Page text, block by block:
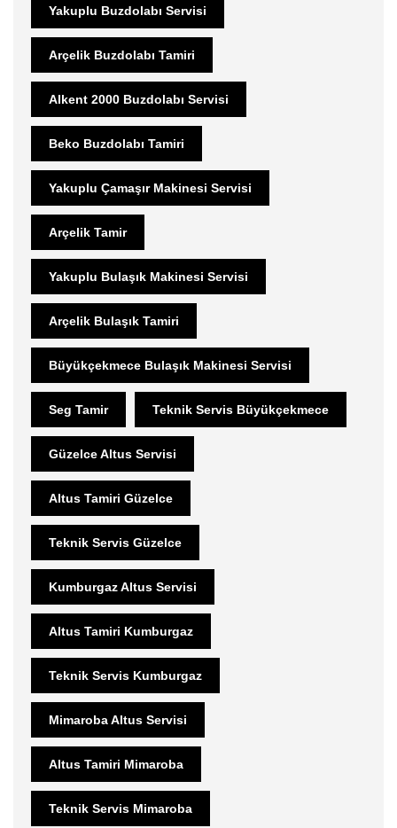
Yakuplu Buzdolabı Servisi
Arçelik Buzdolabı Tamiri
Alkent 2000 Buzdolabı Servisi
Beko Buzdolabı Tamiri
Yakuplu Çamaşır Makinesi Servisi
Arçelik Tamir
Yakuplu Bulaşık Makinesi Servisi
Arçelik Bulaşık Tamiri
Büyükçekmece Bulaşık Makinesi Servisi
Seg Tamir Teknik Servis Büyükçekmece
Güzelce Altus Servisi
Altus Tamiri Güzelce
Teknik Servis Güzelce
Kumburgaz Altus Servisi
Altus Tamiri Kumburgaz
Teknik Servis Kumburgaz
Mimaroba Altus Servisi
Altus Tamiri Mimaroba
Teknik Servis Mimaroba